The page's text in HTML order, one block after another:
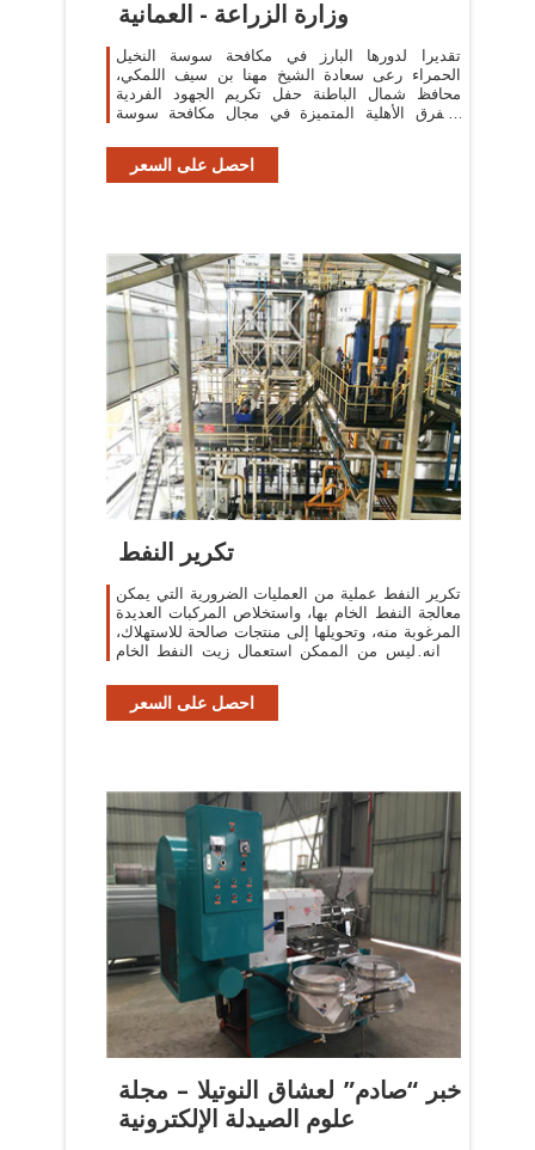
وزارة الزراعة - العمانية
تقديرا لدورها البارز في مكافحة سوسة النخيل
الحمراء رعى سعادة الشيخ مهنا بن سيف اللمكي،
محافظ شمال الباطنة حفل تكريم الجهود الفردية
والفرق الأهلية المتميزة في مجال مكافحة سوسة
احصل على السعر
تكرير النفط
تكرير النفط عملية من العمليات الضرورية التي يمكن
معالجة النفط الخام بها، واستخلاص المركبات العديدة
المرغوبة منه، وتحويلها إلى منتجات صالحة للاستهلاك،
إذ انه ليس من الممكن استعمال زيت النفط الخام
احصل على السعر
خبر “صادم” لعشاق النوتيلا – مجلة
علوم الصيدلة الإلكترونية